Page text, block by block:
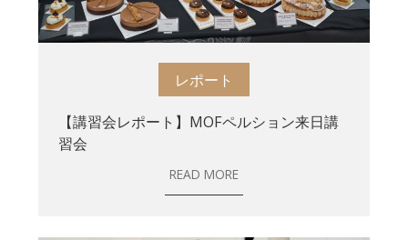
レポート
【講習会レポート】MOFペルション来日講
習会
READ MORE